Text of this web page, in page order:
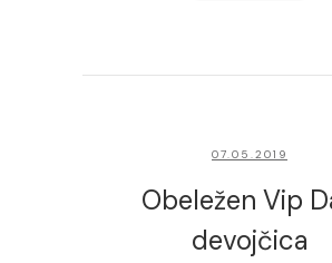
07.05.2019
Obeležen Vip
devojčica